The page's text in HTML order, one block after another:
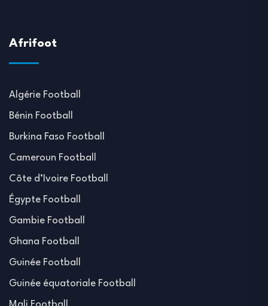
Afrifoot
Algérie Football
Bénin Football
Burkina Faso Football
Cameroun Football
Côte d’Ivoire Football
Égypte Football
Gambie Football
Ghana Football
Guinée Football
Guinée équatoriale Football